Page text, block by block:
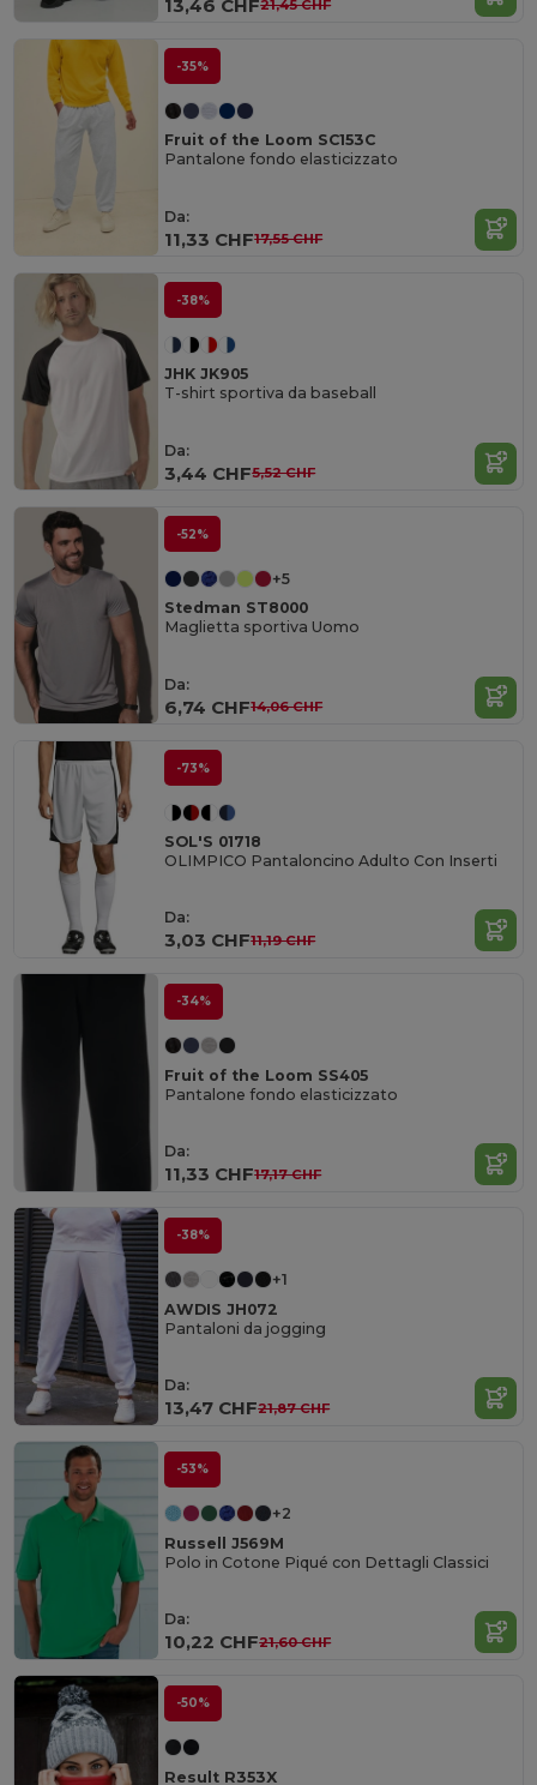
13,46 CHF21,45 CHF
-35%
Fruit of the Loom SC153C
Pantalone fondo elasticizzato
Da:
11,33 CHF17,55 CHF
-38%
JHK JK905
T-shirt sportiva da baseball
Da:
3,44 CHF5,52 CHF
-52%
+5
Stedman ST8000
Maglietta sportiva Uomo
Da:
6,74 CHF14,06 CHF
-73%
SOL'S 01718
OLIMPICO Pantaloncino Adulto Con Inserti
Da:
3,03 CHF11,19 CHF
-34%
Fruit of the Loom SS405
Pantalone fondo elasticizzato
Da:
11,33 CHF17,17 CHF
-38%
+1
AWDIS JH072
Pantaloni da jogging
Da:
13,47 CHF21,87 CHF
-53%
+2
Russell J569M
Polo in Cotone Piqué con Dettagli Classici
Da:
10,22 CHF21,60 CHF
-50%
Result R353X